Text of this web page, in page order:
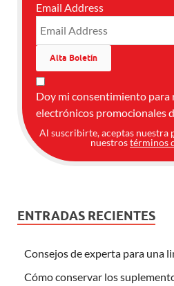
Email Address
Doy mi consentimiento para
electrónicos promocionales
Al suscribirte, aceptas nuestra
nuestrostérminos
ENTRADAS RECIENTES
Consejos de experta para una
Cómo conservar los